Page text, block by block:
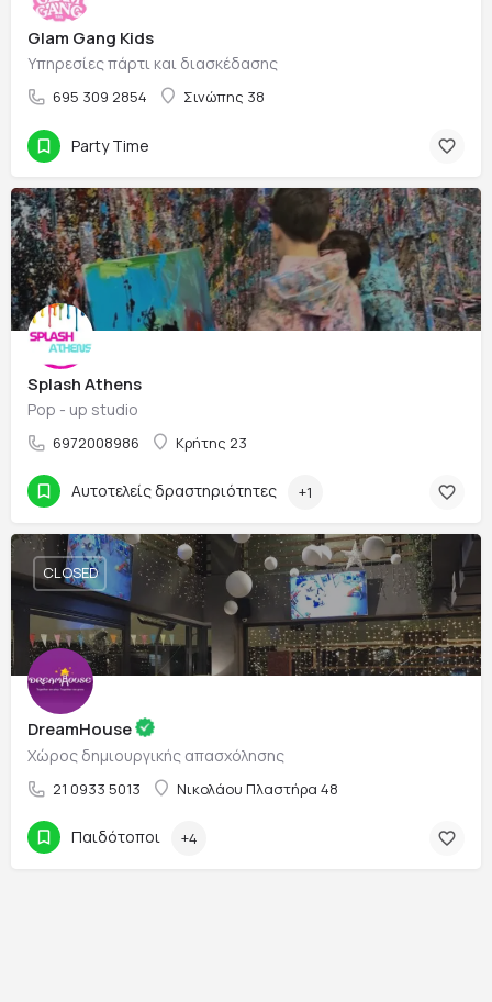
Glam Gang Kids
Υπηρεσίες πάρτι και διασκέδασης
695 309 2854 Σινώπης 38
Party Time
Splash Athens
Pop - up studio
6972008986 Κρήτης 23
Αυτοτελείς δραστηριότητες +1
DreamHouse
Χώρος δημιουργικής απασχόλησης
21 0933 5013 Νικολάου Πλαστήρα 48
CLOSED
Παιδότοποι +4